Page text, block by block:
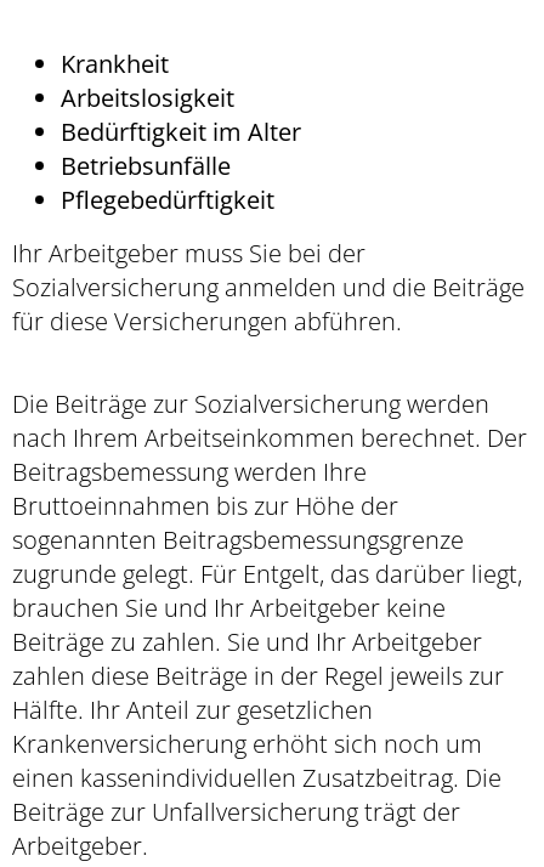
Krankheit
Arbeitslosigkeit
Bedürftigkeit im Alter
Betriebsunfälle
Pflegebedürftigkeit
Ihr Arbeitgeber muss Sie bei der
Sozialversicherung anmelden und die Beiträge
für diese Versicherungen abführen.
Die Beiträge zur Sozialversicherung werden
nach Ihrem Arbeitseinkommen berechnet. Der
Beitragsbemessung werden Ihre
Bruttoeinnahmen bis zur Höhe der
sogenannten Beitragsbemessungsgrenze
zugrunde gelegt. Für Entgelt, das darüber liegt,
brauchen Sie und Ihr Arbeitgeber keine
Beiträge zu zahlen. Sie und Ihr Arbeitgeber
zahlen diese Beiträge in der Regel jeweils zur
Hälfte. Ihr Anteil zur gesetzlichen
Krankenversicherung erhöht sich noch um
einen kassenindividuellen Zusatzbeitrag. Die
Beiträge zur Unfallversicherung trägt der
Arbeitgeber.